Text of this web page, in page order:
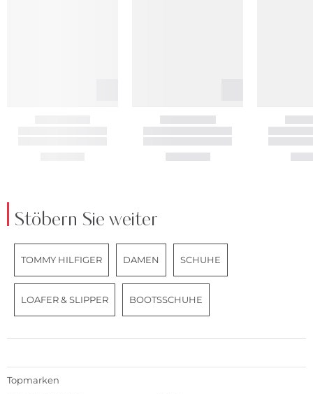
Stöbern Sie weiter
TOMMY HILFIGER DAMEN SCHUHE
LOAFER & SLIPPER BOOTSSCHUHE
Topmarken